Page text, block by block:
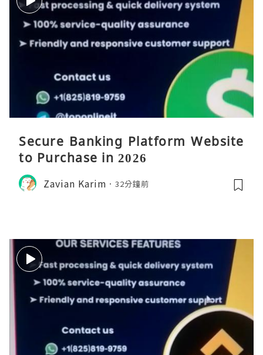
Secure Banking Platform Website
to Purchase in 2026
Zavian Karim 32分鐘前